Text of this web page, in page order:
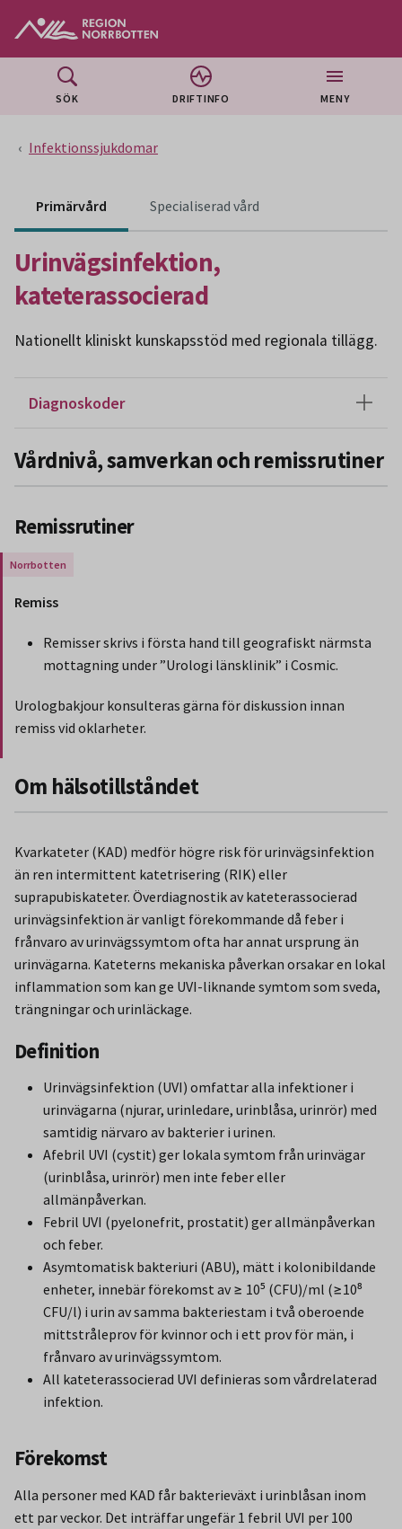
SÖK DRIFTINFO MENY
Infektionssjukdomar
Primärvård Specialiserad vård
Urinvägsinfektion,
kateterassocierad
Nationellt kliniskt kunskapsstöd med regionala tillägg.
Diagnoskoder
Vårdnivå, samverkan och remissrutiner
Remissrutiner
Gäller endast för Region Norrbotten.
Remiss
Remisser skrivs i första hand till geografiskt närmsta
mottagning under ”Urologi länsklinik” i Cosmic.
Urologbakjour konsulteras gärna för diskussion innan
remiss vid oklarheter.
Om hälsotillståndet
Kvarkateter (KAD) medför högre risk för urinvägsinfektion
än ren intermittent katetrisering (RIK) eller
suprapubiskateter. Överdiagnostik av kateterassocierad
urinvägsinfektion är vanligt förekommande då feber i
frånvaro av urinvägssymtom ofta har annat ursprung än
urinvägarna. Kateterns mekaniska påverkan orsakar en lokal
inflammation som kan ge UVI-liknande symtom som sveda,
trängningar och urinläckage.
Definition
Urinvägsinfektion (UVI) omfattar alla infektioner i
urinvägarna (njurar, urinledare, urinblåsa, urinrör) med
samtidig närvaro av bakterier i urinen.
Afebril UVI (cystit) ger lokala symtom från urinvägar
(urinblåsa, urinrör) men inte feber eller
allmänpåverkan.
Febril UVI (pyelonefrit, prostatit) ger allmänpåverkan
och feber.
Asymtomatisk bakteriuri (ABU), mätt i kolonibildande
enheter, innebär förekomst av ≥ 10⁵ (CFU)/ml (≥10⁸
CFU/l) i urin av samma bakteriestam i två oberoende
mittstråleprov för kvinnor och i ett prov för män, i
frånvaro av urinvägssymtom.
All kateterassocierad UVI definieras som vårdrelaterad
infektion.
Förekomst
Alla personer med KAD får bakterieväxt i urinblåsan inom
ett par veckor. Det inträffar ungefär 1 febril UVI per 100